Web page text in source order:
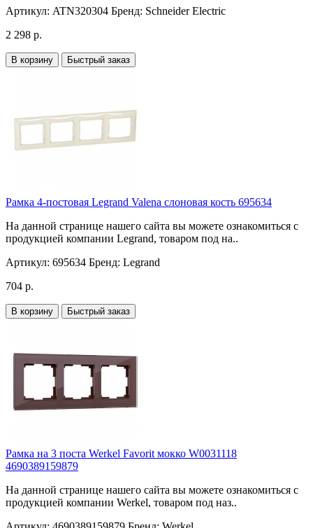
Артикул: ATN320304 Бренд: Schneider Electric
2 298 р.
В корзину Быстрый заказ
Рамка 4-постовая Legrand Valena слоновая кость 695634
На данной странице нашего сайта вы можете ознакомиться с
продукцией компании Legrand, товаром под на..
Артикул: 695634 Бренд: Legrand
704 р.
В корзину Быстрый заказ
Рамка на 3 поста Werkel Favorit мокко W0031118
4690389159879
На данной странице нашего сайта вы можете ознакомиться с
продукцией компании Werkel, товаром под наз..